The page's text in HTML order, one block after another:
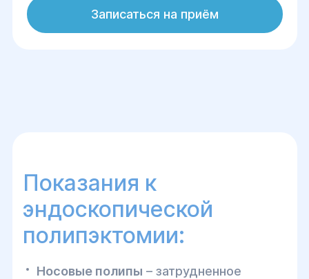
Записаться на приём
Показания к
эндоскопической
полипэктомии:
Носовые полипы – затрудненное